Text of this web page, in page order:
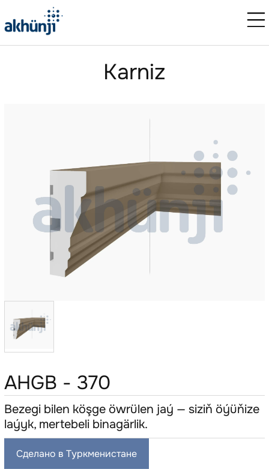
Karniz
AHGB - 370
Bezegi bilen köşge öwrülen jaý — siziň öýüňize
laýyk, mertebeli binagärlik.
Сделано в Туркменистане